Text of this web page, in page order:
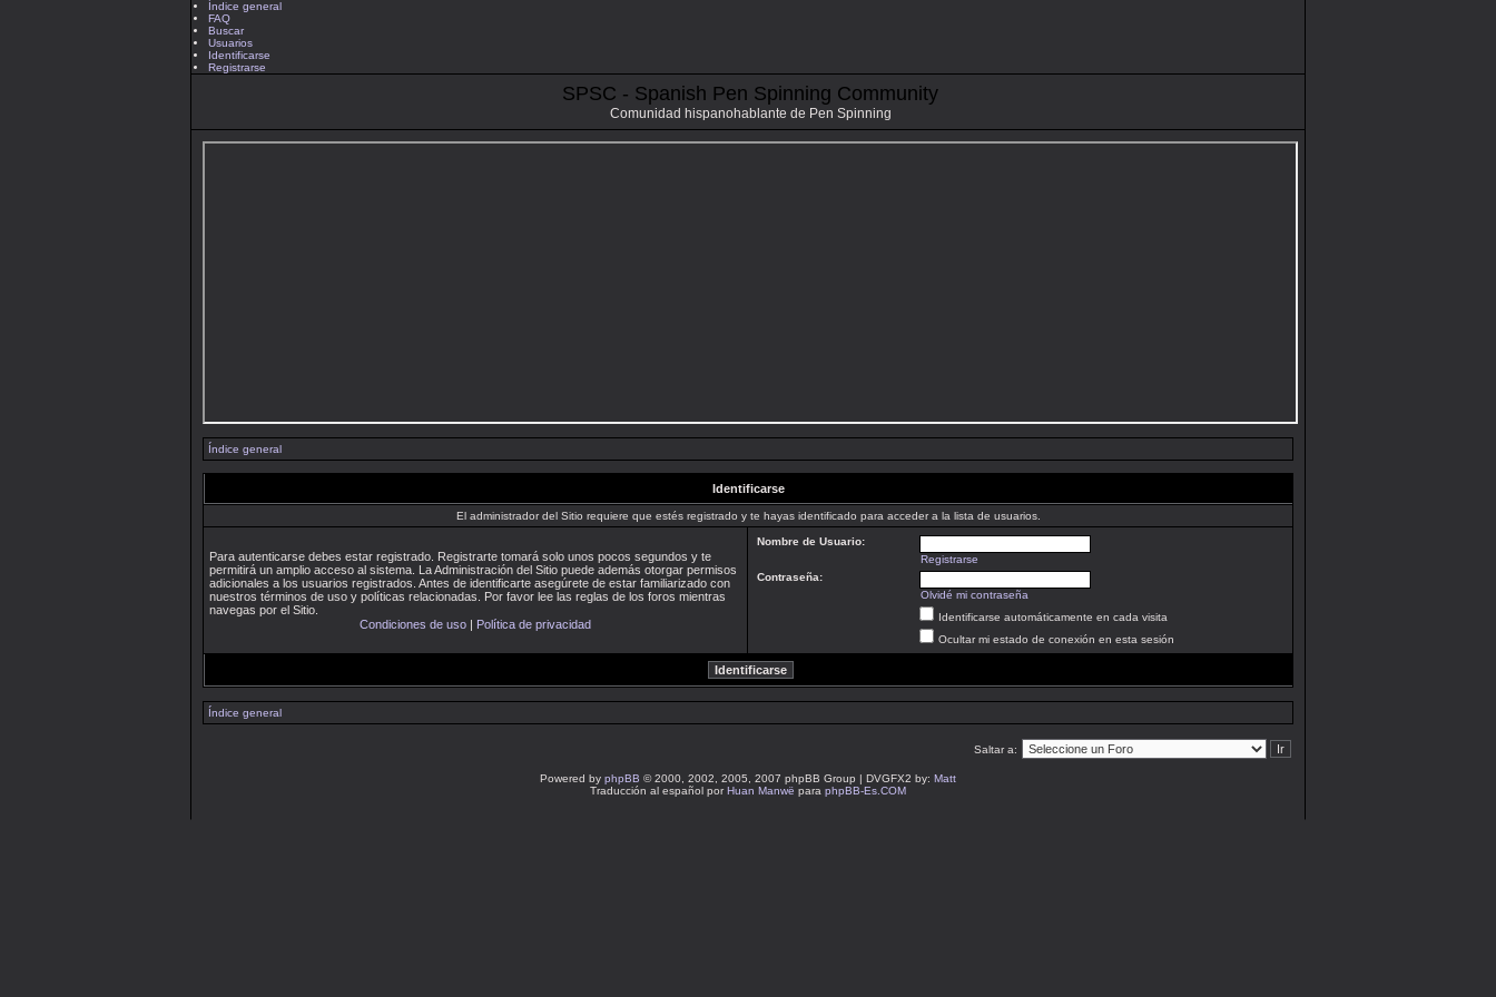
Índice general
FAQ
Buscar
Usuarios
Identificarse
Registrarse
SPSC - Spanish Pen Spinning Community
Comunidad hispanohablante de Pen Spinning
Índice general
Identificarse
El administrador del Sitio requiere que estés registrado y te hayas identificado para acceder a la lista de usuarios.
Para autenticarse debes estar registrado. Registrarte tomará solo unos pocos segundos y te
permitirá un amplio acceso al sistema. La Administración del Sitio puede además otorgar permisos
adicionales a los usuarios registrados. Antes de identificarte asegúrete de estar familiarizado con
nuestros términos de uso y políticas relacionadas. Por favor lee las reglas de los foros mientras
navegas por el Sitio.
Condiciones de uso | Política de privacidad
Nombre de Usuario:
Registrarse
Contraseña:
Olvidé mi contraseña
Identificarse automáticamente en cada visita
Ocultar mi estado de conexión en esta sesión
Índice general
Saltar a:
Powered by phpBB © 2000, 2002, 2005, 2007 phpBB Group | DVGFX2 by: Matt
Traducción al español porHuan Manwë para phpBB-Es.COM